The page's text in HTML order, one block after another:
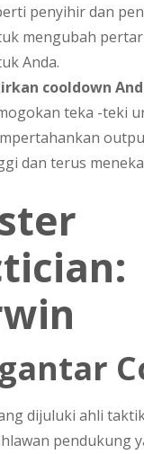
penyihir dan
mengubah
Anda.
cooldown
teka -teki
dan terus
dijuluki ahli
pendukung